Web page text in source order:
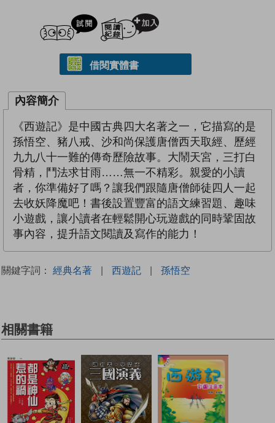
試閲
借閱實體書
內容簡介
《西遊記》是中國古典四大名著之一，它描寫的是
孫悟空、豬八戒、沙和尚保護唐僧西天取經、歷經
九九八十一難的傳奇歷險故事。大鬧天宮，三打白
骨精，鬥法求甘雨……無一不精彩。親愛的小讀
者，你準備好了嗎？讓我們跟隨唐僧師徒四人一起
去收妖降魔吧！書後設置豐富的語文練習題、趣味
小遊戲，讓小讀者在輕鬆開心玩遊戲的同時鞏固故
事內容，提升語文閱讀及寫作的能力！
關鍵字詞： 經典名著 | 西遊記 | 孫悟空
相關書籍